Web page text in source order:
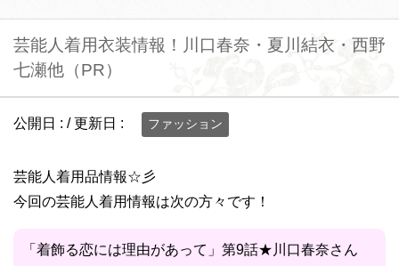
芸能人着用衣装情報！川口春奈・夏川結衣・西野
七瀬他（PR）
公開日 : / 更新日 : ファッション
芸能人着用品情報☆彡
今回の芸能人着用情報は次の方々です！
「着飾る恋には理由があって」第9話★川口春奈さん